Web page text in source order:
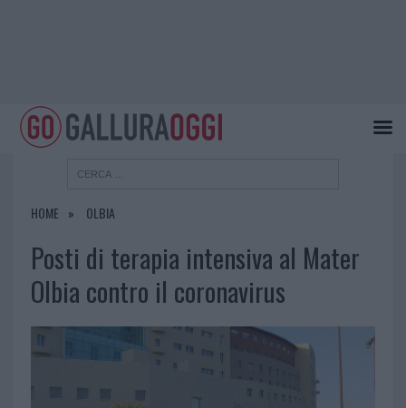
HOME OLBIA
Posti di terapia intensiva al Mater
Olbia contro il coronavirus